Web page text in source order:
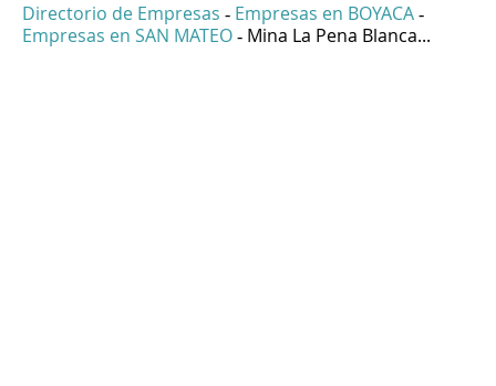
Directorio de Empresas - Empresas en BOYACA -
Empresas en SAN MATEO - Mina La Pena Blanca...